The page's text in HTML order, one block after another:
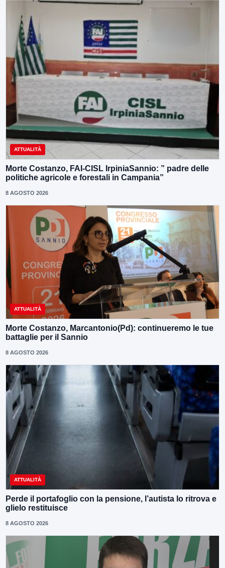
ATTUALITÀ
Morte Costanzo, FAI-CISL IrpiniaSannio: ” padre delle
politiche agricole e forestali in Campania”
8 AGOSTO 2026
ATTUALITÀ
Morte Costanzo, Marcantonio(Pd): continueremo le tue
battaglie per il Sannio
8 AGOSTO 2026
ATTUALITÀ
Perde il portafoglio con la pensione, l’autista lo ritrova e
glielo restituisce
8 AGOSTO 2026